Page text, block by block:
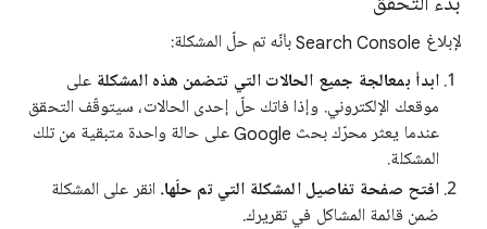
لإبلاغ Search Console بأنّه تم حلّ المشكلة:
ابدأ بمعالجة جميع الحالات التي تتضمن هذه المشكلة على
موقعك الإلكتروني. وإذا فاتك حلّ إحدى الحالات، سيتوقّف التحقق
عندما يعثر محرّك بحث Google على حالة واحدة متبقية من تلك
المشكلة.
افتح صفحة تفاصيل المشكلة التي تم حلّها. انقر على المشكلة
ضمن قائمة المشاكل في تقريرك.